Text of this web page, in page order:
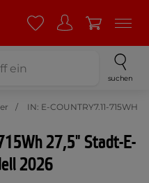
suchen
IN: E-COUNTRY7.11-715WH
27,5" Stadt-E-
2026